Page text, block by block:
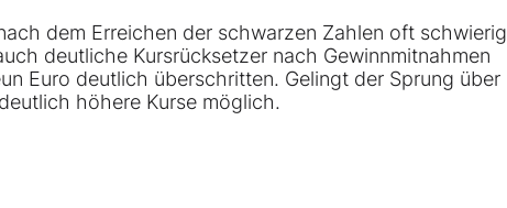
dem Erreichen der schwarzen Zahlen oft schwierig
deutliche Kursrücksetzer nach Gewinnmitnahmen
Euro deutlich überschritten. Gelingt der Sprung über
höhere Kurse möglich.